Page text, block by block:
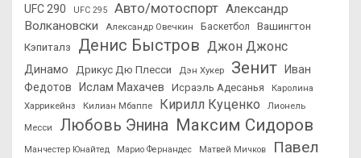
UFC 290 UFC 295 Авто/мотоспорт Александр
Волкановски
Александр Овечкин Баскетбол
Вашингтон
Кэпиталз
Денис Быстров Джон Джонс
Динамо Дрикус Дю Плесси Дэн Хукер Зенит
Иван
Федотов
Ислам Махачев Исраэль Адесанья
Каролина
Харрикейнз
Килиан Мбаппе Кирилл Куценко
Лионель
Месси
Любовь Энина Максим Сидоров
Манчестер Юнайтед Марио Фернандес Матвей Мичков
Павел